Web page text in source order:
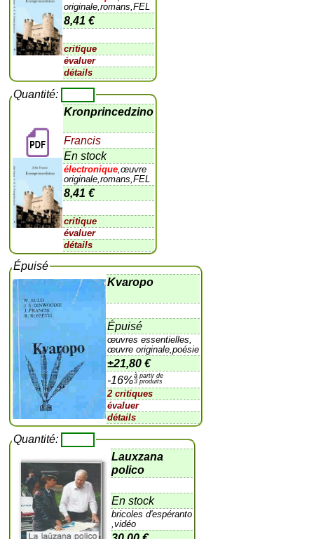
originale,romans,FEL
8,41 €
critique
évaluer
détails
Quantité:
Kronprincedzino
Francis
En stock
électronique ,œuvre
originale,romans,FEL
8,41 €
critique
évaluer
détails
Épuisé
Kvaropo
Épuisé
œuvres essentielles,
œuvre originale,poésie
±21,80 €
-16%à partir de
3 produits
2 critiques
évaluer
détails
Quantité:
Lauxzana
polico
En stock
bricoles d'espéranto
,vidéo